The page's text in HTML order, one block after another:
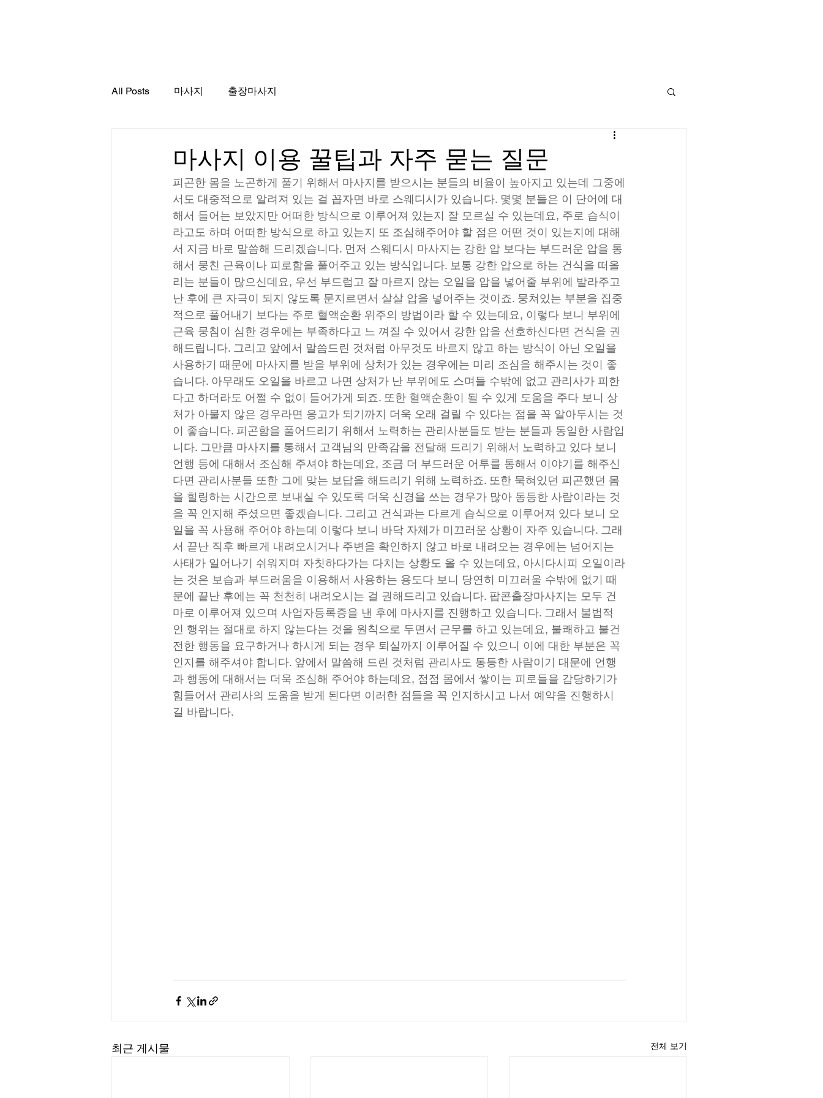
All Posts 마사지 출장마사지
마사지 이용 꿀팁과 자주 묻는 질문
피곤한 몸을 노곤하게 풀기 위해서 마사지를 받으시는 분들의 비율이 높아지고 있는데 그중에
서도 대중적으로 알려져 있는 걸 꼽자면 바로 스웨디시가 있습니다. 몇몇 분들은 이 단어에 대
해서 들어는 보았지만 어떠한 방식으로 이루어져 있는지 잘 모르실 수 있는데요, 주로 습식이
라고도 하며 어떠한 방식으로 하고 있는지 또 조심해주어야 할 점은 어떤 것이 있는지에 대해
서 지금 바로 말씀해 드리겠습니다. 먼저 스웨디시 마사지는 강한 압 보다는 부드러운 압을 통
해서 뭉친 근육이나 피로함을 풀어주고 있는 방식입니다. 보통 강한 압으로 하는 건식을 떠올
리는 분들이 많으신데요, 우선 부드럽고 잘 마르지 않는 오일을 압을 넣어줄 부위에 발라주고
난 후에 큰 자극이 되지 않도록 문지르면서 살살 압을 넣어주는 것이죠. 뭉쳐있는 부분을 집중
적으로 풀어내기 보다는 주로 혈액순환 위주의 방법이라 할 수 있는데요, 이렇다 보니 부위에
근육 뭉침이 심한 경우에는 부족하다고 느 껴질 수 있어서 강한 압을 선호하신다면 건식을 권
해드립니다. 그리고 앞에서 말씀드린 것처럼 아무것도 바르지 않고 하는 방식이 아닌 오일을
사용하기 때문에 마사지를 받을 부위에 상처가 있는 경우에는 미리 조심을 해주시는 것이 좋
습니다. 아무래도 오일을 바르고 나면 상처가 난 부위에도 스며들 수밖에 없고 관리사가 피한
다고 하더라도 어쩔 수 없이 들어가게 되죠. 또한 혈액순환이 될 수 있게 도움을 주다 보니 상
처가 아물지 않은 경우라면 응고가 되기까지 더욱 오래 걸릴 수 있다는 점을 꼭 알아두시는 것
이 좋습니다. 피곤함을 풀어드리기 위해서 노력하는 관리사분들도 받는 분들과 동일한 사람입
니다. 그만큼 마사지를 통해서 고객님의 만족감을 전달해 드리기 위해서 노력하고 있다 보니
언행 등에 대해서 조심해 주셔야 하는데요, 조금 더 부드러운 어투를 통해서 이야기를 해주신
다면 관리사분들 또한 그에 맞는 보답을 해드리기 위해 노력하죠. 또한 묵혀있던 피곤했던 몸
을 힐링하는 시간으로 보내실 수 있도록 더욱 신경을 쓰는 경우가 많아 동등한 사람이라는 것
을 꼭 인지해 주셨으면 좋겠습니다. 그리고 건식과는 다르게 습식으로 이루어져 있다 보니 오
일을 꼭 사용해 주어야 하는데 이렇다 보니 바닥 자체가 미끄러운 상황이 자주 있습니다. 그래
서 끝난 직후 빠르게 내려오시거나 주변을 확인하지 않고 바로 내려오는 경우에는 넘어지는
사태가 일어나기 쉬워지며 자칫하다가는 다치는 상황도 올 수 있는데요, 아시다시피 오일이라
는 것은 보습과 부드러움을 이용해서 사용하는 용도다 보니 당연히 미끄러울 수밖에 없기 때
문에 끝난 후에는 꼭 천천히 내려오시는 걸 권해드리고 있습니다. 팝콘출장마사지는 모두 건
마로 이루어져 있으며 사업자등록증을 낸 후에 마사지를 진행하고 있습니다. 그래서 불법적
인 행위는 절대로 하지 않는다는 것을 원칙으로 두면서 근무를 하고 있는데요, 불쾌하고 불건
전한 행동을 요구하거나 하시게 되는 경우 퇴실까지 이루어질 수 있으니 이에 대한 부분은 꼭
인지를 해주셔야 합니다. 앞에서 말씀해 드린 것처럼 관리사도 동등한 사람이기 대문에 언행
과 행동에 대해서는 더욱 조심해 주어야 하는데요, 점점 몸에서 쌓이는 피로들을 감당하기가
힘들어서 관리사의 도움을 받게 된다면 이러한 점들을 꼭 인지하시고 나서 예약을 진행하시
길 바랍니다.
최근 게시물 전체 보기